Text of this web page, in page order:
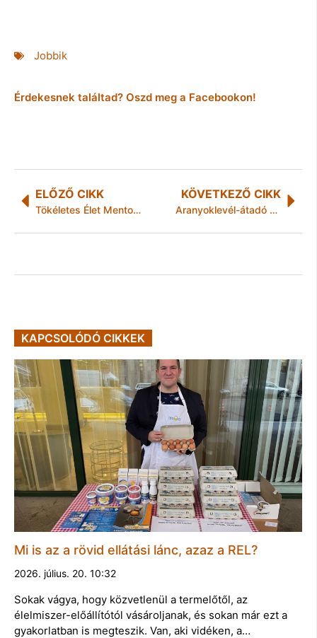
Jobbik
Érdekesnek találtad? Oszd meg a Facebookon!
ELŐZŐ CIKK
Tökéletes Élet Mentoring Program – úton a boldogság felé!
KÖVETKEZŐ CIKK
Aranyoklevél-átadó ünnepség a Miskolci Egyetemen
KAPCSOLÓDÓ CIKKEK
Mi is az a rövid ellátási lánc, azaz a REL?
2026. július. 20. 10:32
Sokak vágya, hogy közvetlenül a termelőtől, az
élelmiszer-előállítótól vásároljanak, és sokan már ezt a
gyakorlatban is megteszik. Van, aki vidéken, a…